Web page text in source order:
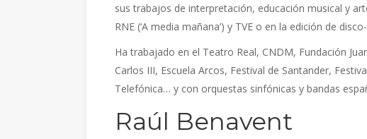
sus trabajos de interpretación, educación musical y
RNE (‘A media mañana’) y TVE o en la edición de
Ha trabajado en el Teatro Real, CNDM, Fundación
Carlos III, Escuela Arcos, Festival de Santander,
Telefónica… y con orquestas sinfónicas y bandas
Raúl Benavent